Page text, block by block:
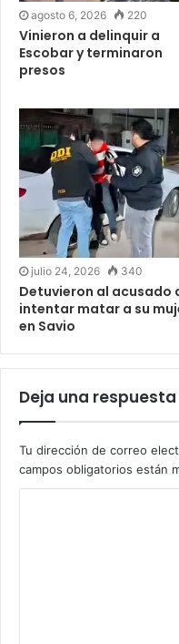
agosto 6, 2026 220
Vinieron a delinquir a
Escobar y terminaron
presos
julio 24, 2026 340
Detuvieron al acusado
intentar matar a su
en Savio
Deja una respuesta
Tu dirección de correo
campos obligatorios están